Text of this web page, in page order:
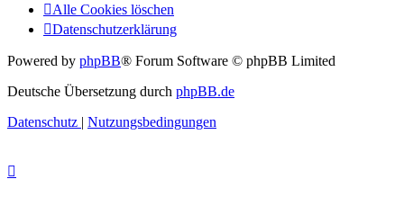
Alle Cookies löschen
Datenschutzerklärung
Powered by phpBB® Forum Software © phpBB Limited
Deutsche Übersetzung durch phpBB.de
Datenschutz | Nutzungsbedingungen